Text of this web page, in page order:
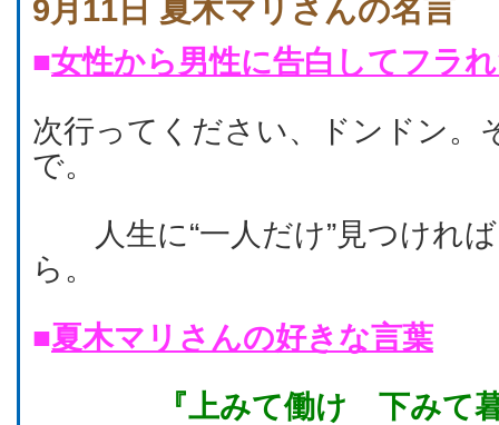
9月11日 夏木マリさんの名言
■女性から男性に告白してフラ
次行ってください、ドンドン。
で。
人生に“一人だけ”見つけれ
ら。
■夏木マリさんの好きな言葉
『上みて働け 下みて